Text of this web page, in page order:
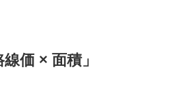
価 × 面積」